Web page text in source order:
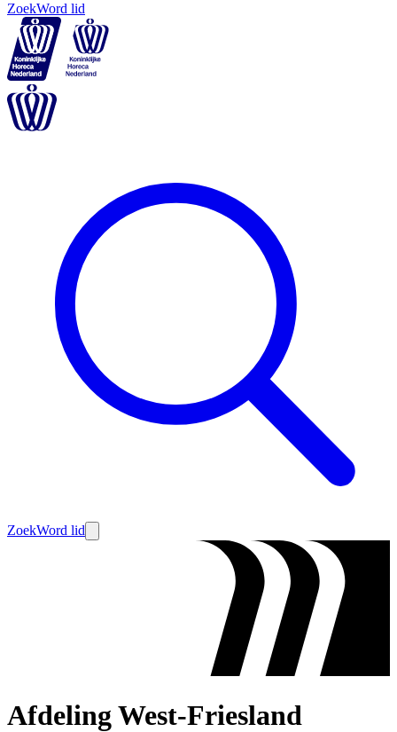
ZoekWord lid
ZoekWord lid
Afdeling West-Friesland